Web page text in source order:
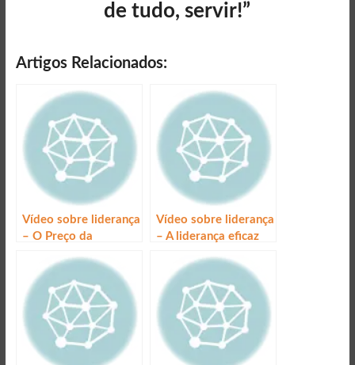
de tudo, servir!”
Artigos Relacionados:
Vídeo sobre liderança
– O Preço da
Vídeo sobre liderança
– A liderança eficaz